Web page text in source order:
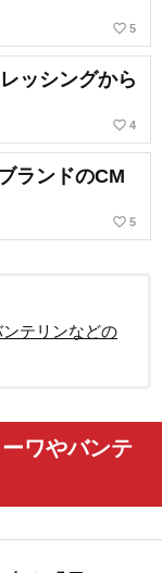
favorite_border 5
ッシングから
favorite_border 4
ランドのCM
favorite_border 5
テリンなどの
ワやバンテ